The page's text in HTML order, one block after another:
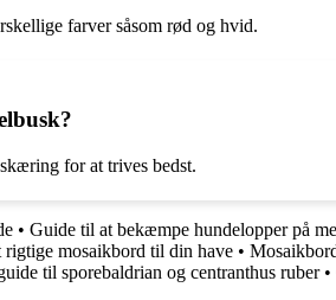
farver såsom rød og hvid.
for at trives bedst.
• Guide til at bekæmpe hundelopper på
mosaikbord til din have •
til sporebaldrian og centranthus ruber•